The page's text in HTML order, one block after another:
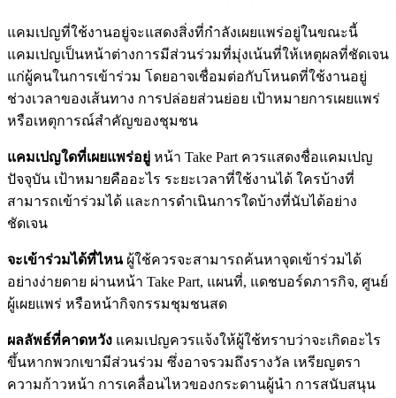
แคมเปญที่ใช้งานอยู่จะแสดงสิ่งที่กำลังเผยแพร่อยู่ในขณะนี้
แคมเปญเป็นหน้าต่างการมีส่วนร่วมที่มุ่งเน้นที่ให้เหตุผลที่ชัดเจน
แก่ผู้คนในการเข้าร่วม โดยอาจเชื่อมต่อกับโหนดที่ใช้งานอยู่
ช่วงเวลาของเส้นทาง การปล่อยส่วนย่อย เป้าหมายการเผยแพร่
หรือเหตุการณ์สำคัญของชุมชน
แคมเปญใดที่เผยแพร่อยู่ หน้า Take Part ควรแสดงชื่อแคมเปญ
ปัจจุบัน เป้าหมายคืออะไร ระยะเวลาที่ใช้งานได้ ใครบ้างที่
สามารถเข้าร่วมได้ และการดำเนินการใดบ้างที่นับได้อย่าง
ชัดเจน
จะเข้าร่วมได้ที่ไหนผู้ใช้ควรจะสามารถค้นหาจุดเข้าร่วมได้
อย่างง่ายดาย ผ่านหน้า Take Part, แผนที่, แดชบอร์ดภารกิจ, ศูนย์
ผู้เผยแพร่ หรือหน้ากิจกรรมชุมชนสด
ผลลัพธ์ที่คาดหวัง แคมเปญควรแจ้งให้ผู้ใช้ทราบว่าจะเกิดอะไร
ขึ้นหากพวกเขามีส่วนร่วม ซึ่งอาจรวมถึงรางวัล เหรียญตรา
ความก้าวหน้า การเคลื่อนไหวของกระดานผู้นำ การสนับสนุน